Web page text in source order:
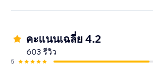
คะแนนเฉลี่ย 4.2
603 รีวิว
5